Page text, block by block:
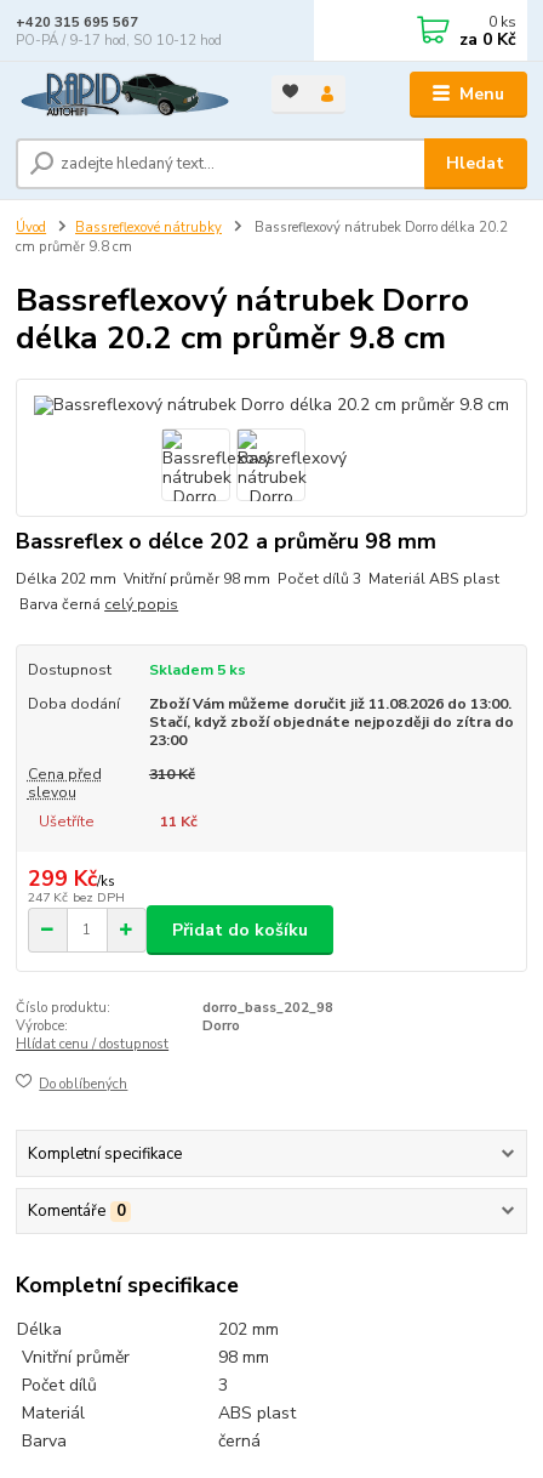
Menu
Hledat
+420 315 695 567
PO-PÁ / 9-17 hod, SO 10-12 hod
0 ks
za 0 Kč
Úvod Bassreflexové nátrubky
Bassreflexový nátrubek Dorro délka 20.2
cm průměr 9.8 cm
Bassreflexový nátrubek Dorro
délka 20.2 cm průměr 9.8 cm
Bassreflex o délce 202 a průměru 98 mm
Délka 202 mm Vnitřní průměr 98 mm Počet dílů 3 Materiál ABS plast
Barva černá celý popis
Dostupnost
Skladem 5 ks
Doba dodání
Zboží Vám můžeme doručit již 11.08.2026 do 13:00.
Stačí, když zboží objednáte nejpozději do zítra do
23:00
Cena před
slevou
310 Kč
Ušetříte 11 Kč
299 Kč/ks
247 Kč bez DPH
Přidat do košíku
Číslo produktu:
dorro_bass_202_98
Výrobce:
Dorro
Hlídat cenu / dostupnost
Do oblíbených
Kompletní specifikace
Komentáře 0
Kompletní specifikace
Délka
202 mm
Vnitřní průměr
98 mm
Počet dílů
3
Materiál
ABS plast
Barva
černá